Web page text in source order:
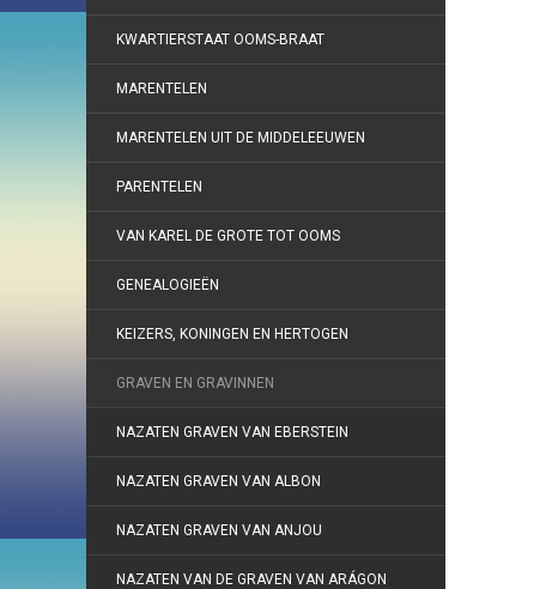
KWARTIERSTAAT OOMS-BRAAT
MARENTELEN
MARENTELEN UIT DE MIDDELEEUWEN
PARENTELEN
VAN KAREL DE GROTE TOT OOMS
GENEALOGIEËN
KEIZERS, KONINGEN EN HERTOGEN
GRAVEN EN GRAVINNEN
NAZATEN GRAVEN VAN EBERSTEIN
NAZATEN GRAVEN VAN ALBON
NAZATEN GRAVEN VAN ANJOU
NAZATEN VAN DE GRAVEN VAN ARÁGON